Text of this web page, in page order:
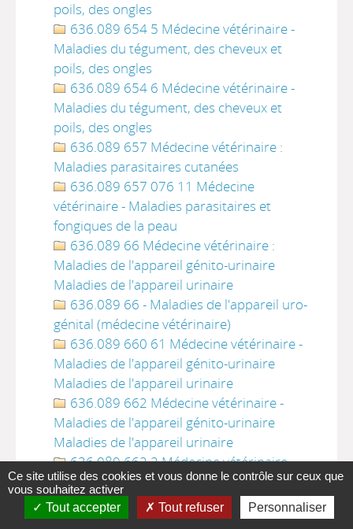
poils, des ongles
636.089 654 5 Médecine vétérinaire -
Maladies du tégument, des cheveux et
poils, des ongles
636.089 654 6 Médecine vétérinaire -
Maladies du tégument, des cheveux et
poils, des ongles
636.089 657 Médecine vétérinaire :
Maladies parasitaires cutanées
636.089 657 076 11 Médecine
vétérinaire - Maladies parasitaires et
fongiques de la peau
636.089 66 Médecine vétérinaire :
Maladies de l'appareil génito-urinaire
Maladies de l'appareil urinaire
636.089 66 - Maladies de l'appareil uro-
génital (médecine vétérinaire)
636.089 660 61 Médecine vétérinaire -
Maladies de l'appareil génito-urinaire
Maladies de l'appareil urinaire
636.089 662 Médecine vétérinaire -
Maladies de l'appareil génito-urinaire
Maladies de l'appareil urinaire
636.089 662 2 Médecine vétérinaire -
Maladies de l'appareil génito-urinaire
Maladies de l'appareil urinaire
636.089 665 Médecine vétérinaire -
Ce site utilise des cookies et vous donne le contrôle sur ceux que
vous souhaitez activer
Tout accepter
Tout refuser Personnaliser